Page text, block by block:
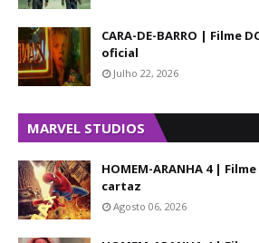
CARA-DE-BARRO | Filme
oficial
Julho 22, 2026
MARVEL STUDIOS
HOMEM-ARANHA 4 |
cartaz
Agosto 06, 2026